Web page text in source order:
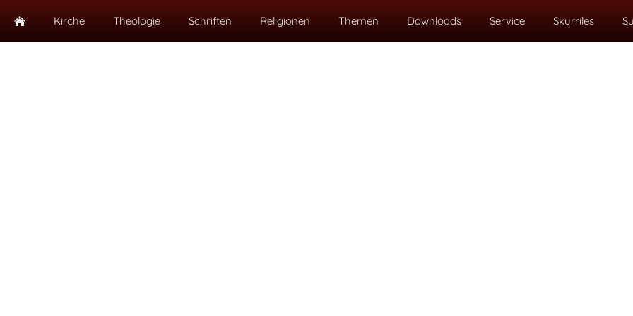
Kirche Theologie Schriften Religionen Themen Downloads Service Skurriles